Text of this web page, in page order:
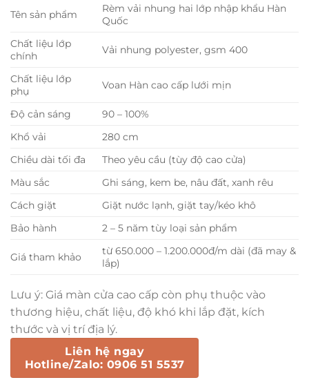
Tên sản phẩm
Rèm vải nhung hai lớp nhập khẩu Hàn
Quốc
Chất liệu lớp
chính
Vải nhung polyester, gsm 400
Chất liệu lớp
phụ
Voan Hàn cao cấp lưới mịn
Độ cản sáng
90 – 100%
Khổ vải
280 cm
Chiều dài tối đa
Theo yêu cầu (tùy độ cao cửa)
Màu sắc
Ghi sáng, kem be, nâu đất, xanh rêu
Cách giặt
Giặt nước lạnh, giặt tay/kéo khô
Bảo hành
2 – 5 năm tùy loại sản phẩm
Giá tham khảo
từ 650.000 – 1.200.000đ/m dài (đã may &
lắp)
Lưu ý: Giá màn cửa cao cấp còn phụ thuộc vào
thương hiệu, chất liệu, độ khó khi lắp đặt, kích
thước và vị trí địa lý.
Liên hệ ngay
Hotline/Zalo: 0906 51 5537